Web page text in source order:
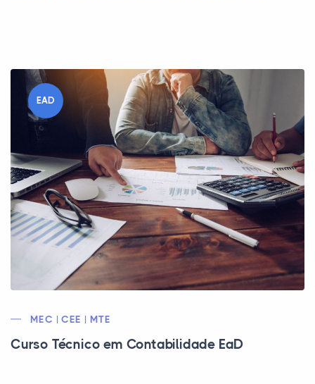
EAD
MEC | CEE | MTE
Curso Técnico em Contabilidade EaD